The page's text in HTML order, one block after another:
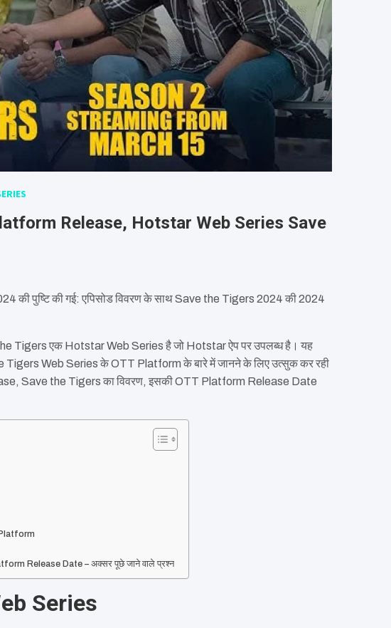
Release, Hotstar Web Series Save
पुष्टि की गई: एपिसोड विवरण के साथ Save the Tigers 2024 की 2024
Tigers एक Hotstar Web Series है जो Hotstar ऐप पर उपलब्ध है। यह
Tigers Web Series के OTT Platform के बारे में जानने के लिए उत्सुक कर रही
Save the Tigers का विवरण, इसकी OTT Platform Release Date
Release Date – अक्सर पूछे जाने वाले प्रश्न
Series